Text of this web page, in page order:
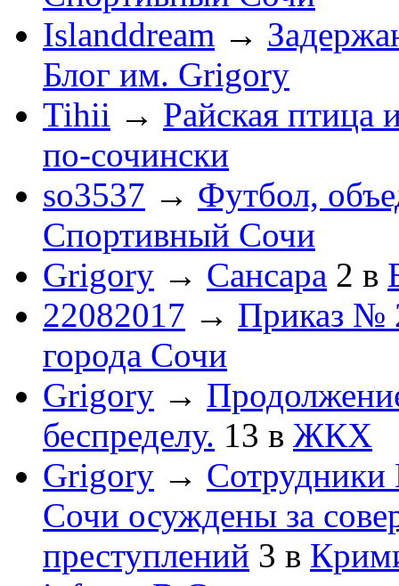
Islanddream →
Блог им. Grigory
Tihii → Райская птица
по-cочински
so3537 → Футбол,
Спортивный Сочи
Grigory → Сансара 2 в
22082017 → Приказ №
города Сочи
Grigory →
беспределу. 13 в ЖКХ
Grigory →
Сочи осуждены за
преступлений 3 в